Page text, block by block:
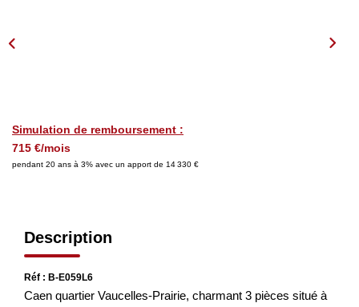
Montant Des Frais De Notaire
Simulation de remboursement :
715 €/mois
pendant 20 ans à 3% avec un apport de 14 330 €
Description
Réf : B-E059L6
Caen quartier Vaucelles-Prairie, charmant 3 pièces situé à